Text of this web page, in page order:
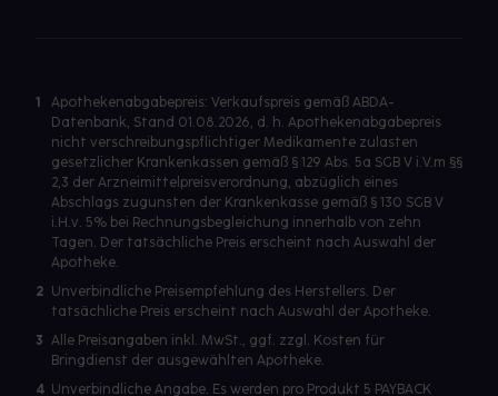
1
Apothekenabgabepreis: Verkaufspreis gemäß ABDA-
Datenbank, Stand 01.08.2026, d. h. Apothekenabgabepreis
nicht verschreibungspflichtiger Medikamente zulasten
gesetzlicher Krankenkassen gemäß § 129 Abs. 5a SGB V i.V.m §§
2,3 der Arzneimittelpreisverordnung, abzüglich eines
Abschlags zugunsten der Krankenkasse gemäß § 130 SGB V
i.H.v. 5% bei Rechnungsbegleichung innerhalb von zehn
Tagen. Der tatsächliche Preis erscheint nach Auswahl der
Apotheke.
2 Unverbindliche Preisempfehlung des Herstellers. Der
tatsächliche Preis erscheint nach Auswahl der Apotheke.
3 Alle Preisangaben inkl. MwSt., ggf. zzgl. Kosten für
Bringdienst der ausgewählten Apotheke.
4 Unverbindliche Angabe. Es werden pro Produkt 5 PAYBACK